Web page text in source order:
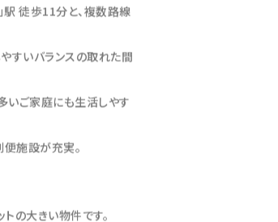
駅 徒歩11分と、複数路線
すいバランスの取れた間
いご家庭にも生活しやす
便施設が充実。
の大きい物件です。